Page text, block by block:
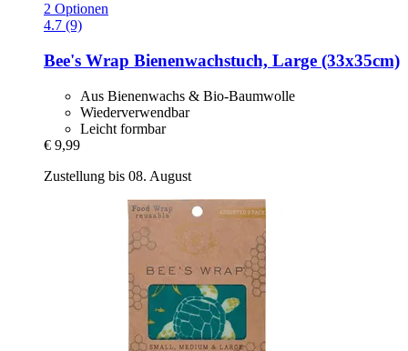
2 Optionen
4.7 (9)
Bee's Wrap Bienenwachstuch, Large (33x35cm)
Aus Bienenwachs & Bio-Baumwolle
Wiederverwendbar
Leicht formbar
€ 9,99
Zustellung bis 08. August